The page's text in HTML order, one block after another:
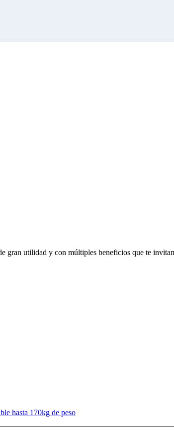
gran utilidad y con múltiples beneficios que te
hasta 170kg de peso